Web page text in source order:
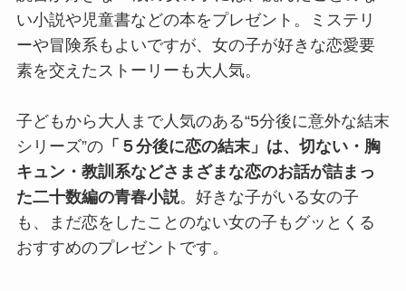
い小説や児童書などの本をプレゼント。ミステリ
ーや冒険系もよいですが、女の子が好きな恋愛要
素を交えたストーリーも大人気。
子どもから大人まで人気のある“5分後に意外な結末
シリーズ”の「５分後に恋の結末」は、切ない・胸
キュン・教訓系などさまざまな恋のお話が詰まっ
た二十数編の青春小説。好きな子がいる女の子
も、まだ恋をしたことのない女の子もグッとくる
おすすめのプレゼントです。